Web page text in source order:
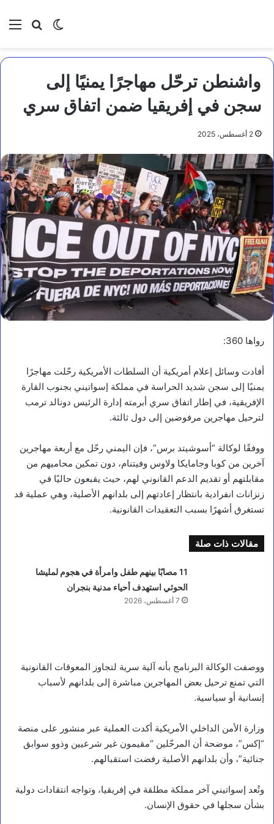
بحثالوضع
واشنطن ترحّل مهاجرًا يمنيًا إلى
سجن في إفريقيا ضمن اتفاق سري
2 أغسطس، 2025
رواها 360:
أفادت وسائل إعلام أمريكية أن السلطات الأمريكية رحّلت مهاجرًا
يمنيًا إلى سجن شديد الحراسة في مملكة إسواتيني بجنوب القارة
الإفريقية، في إطار اتفاق سري أبرمته إدارة الرئيس دونالد ترمب
لترحيل مهاجرين مرفوضين إلى دول ثالثة.
ووفقًا لوكالة “أسوشيتد برس”، فإن اليمني رحّل مع أربعة مهاجرين
آخرين من كوبا وجامايكا ولاوس وفيتنام، دون تمكين محاميهم من
مقابلتهم أو تقديم الدعم القانوني لهم، حيث يقبعون حاليًا في
زنزانات انفرادية بانتظار إعادتهم إلى بلدانهم الأصلية، وهي عملية قد
تستغرق أشهرًا بسبب التعقيدات القانونية.
مقالات ذات صلة
11 مصابًا بينهم طفل وامرأة في هجوم لمليشا
الحوثي استهدف أحياء مدنية بنجران
7 أغسطس، 2026
ووصفت الوكالة البرنامج بأنه آلية سرية لتجاوز المعوقات القانونية
التي تمنع ترحيل بعض المهاجرين مباشرة إلى بلدانهم لأسباب
إنسانية أو سياسية.
وزارة الأمن الداخلي الأمريكية أكدت العملية عبر منشور على منصة
“إكس”، موضحة أن المرحّلين “مقيمون غير شرعيين وذوو سوابق
جنائية”، وأن بلدانهم الأصلية رفضت استقبالهم.
وتُعد إسواتيني آخر مملكة مطلقة في إفريقيا، وتواجه انتقادات دولية
بشأن سجلها في حقوق الإنسان.